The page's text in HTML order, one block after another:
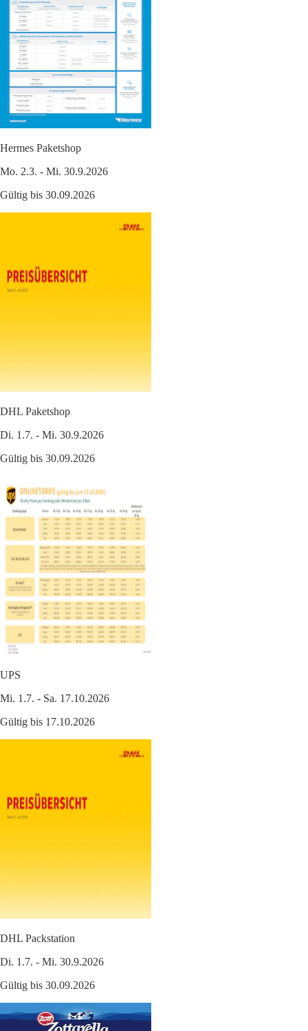
Hermes Paketshop
Mo. 2.3. - Mi. 30.9.2026
Gültig bis 30.09.2026
DHL Paketshop
Di. 1.7. - Mi. 30.9.2026
Gültig bis 30.09.2026
UPS
Mi. 1.7. - Sa. 17.10.2026
Gültig bis 17.10.2026
DHL Packstation
Di. 1.7. - Mi. 30.9.2026
Gültig bis 30.09.2026